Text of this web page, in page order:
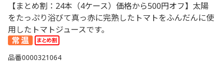
【まとめ割：24本（4ケース）価格から500円オフ】太陽
をたっぷり浴びて真っ赤に完熟したトマトをふんだんに使
用したトマトジュースです。
品番0000321064